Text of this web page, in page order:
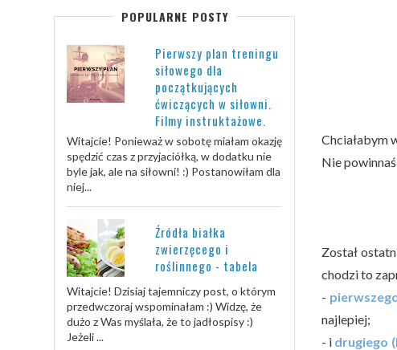
Chciałabym
Nie
Został
chodzi to
-
najlepiej;
- i drugiego
POPULARNE POSTY
Pierwszy plan treningu
siłowego dla
początkujących
ćwiczących w siłowni.
Filmy instruktażowe.
Witajcie! Ponieważ w sobotę miałam okazję
spędzić czas z przyjaciółką, w dodatku nie
byle jak, ale na siłowni! :) Postanowiłam dla
niej...
Źródła białka
zwierzęcego i
roślinnego - tabela
Witajcie! Dzisiaj tajemniczy post, o którym
przedwczoraj wspominałam :) Widzę, że
dużo z Was myślała, że to jadłospisy :)
Jeżeli ...